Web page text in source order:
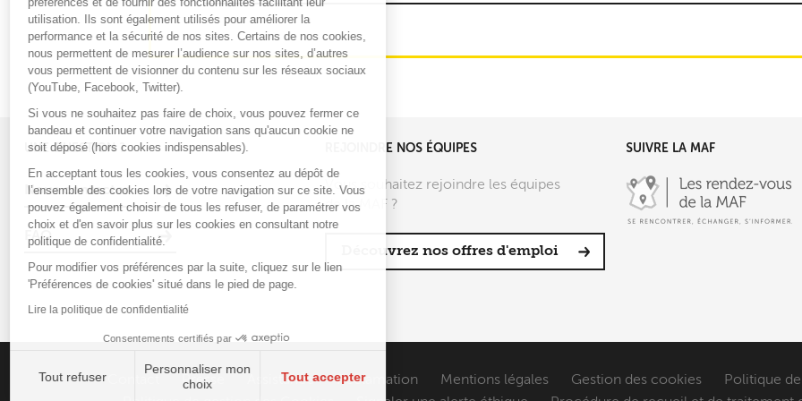
utilisation. Ils sont également utilisés pour améliorer la
performance et la sécurité de nos sites. Certains de nos cookies,
nous permettent de mesurer l’audience sur nos sites, d’autres
vous permettent de visionner du contenu sur les réseaux sociaux
(YouTube, Facebook, Twitter).
Si vous ne souhaitez pas faire de choix, vous pouvez fermer ce
bandeau et continuer votre navigation sans qu'aucun cookie ne
soit déposé (hors cookies indispensables).
En acceptant tous les cookies, vous consentez au dépôt de
l’ensemble des cookies lors de votre navigation sur ce site. Vous
pouvez également choisir de tous les refuser, de paramétrer vos
choix et d'en savoir plus sur les cookies en consultant notre
politique de confidentialité.
Pour modifier vos préférences par la suite, cliquez sur le lien
'Préférences de cookies' situé dans le pied de page.
Lire la politique de confidentialité
Consentements certifiés par
Tout refuser
Personnaliser mon
choix
Tout accepter
UNE QUESTION ?
Nous contacter
FAQ
REJOINDRE NOS ÉQUIPES
Vous souhaitez rejoindre les équipes
de la MAF ?
Découvrez nos offres d'emploi
SUIVRE LA MAF
Presse Assistance Réclamation Mentions légales Gestion des cookies
Politique